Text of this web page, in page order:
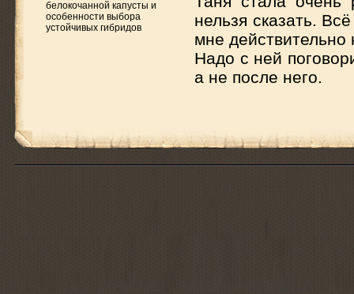
белокочанной капусты и
особенности выбора
устойчивых гибридов
нельзя сказать.
мне
Надо с ней
а не после него.